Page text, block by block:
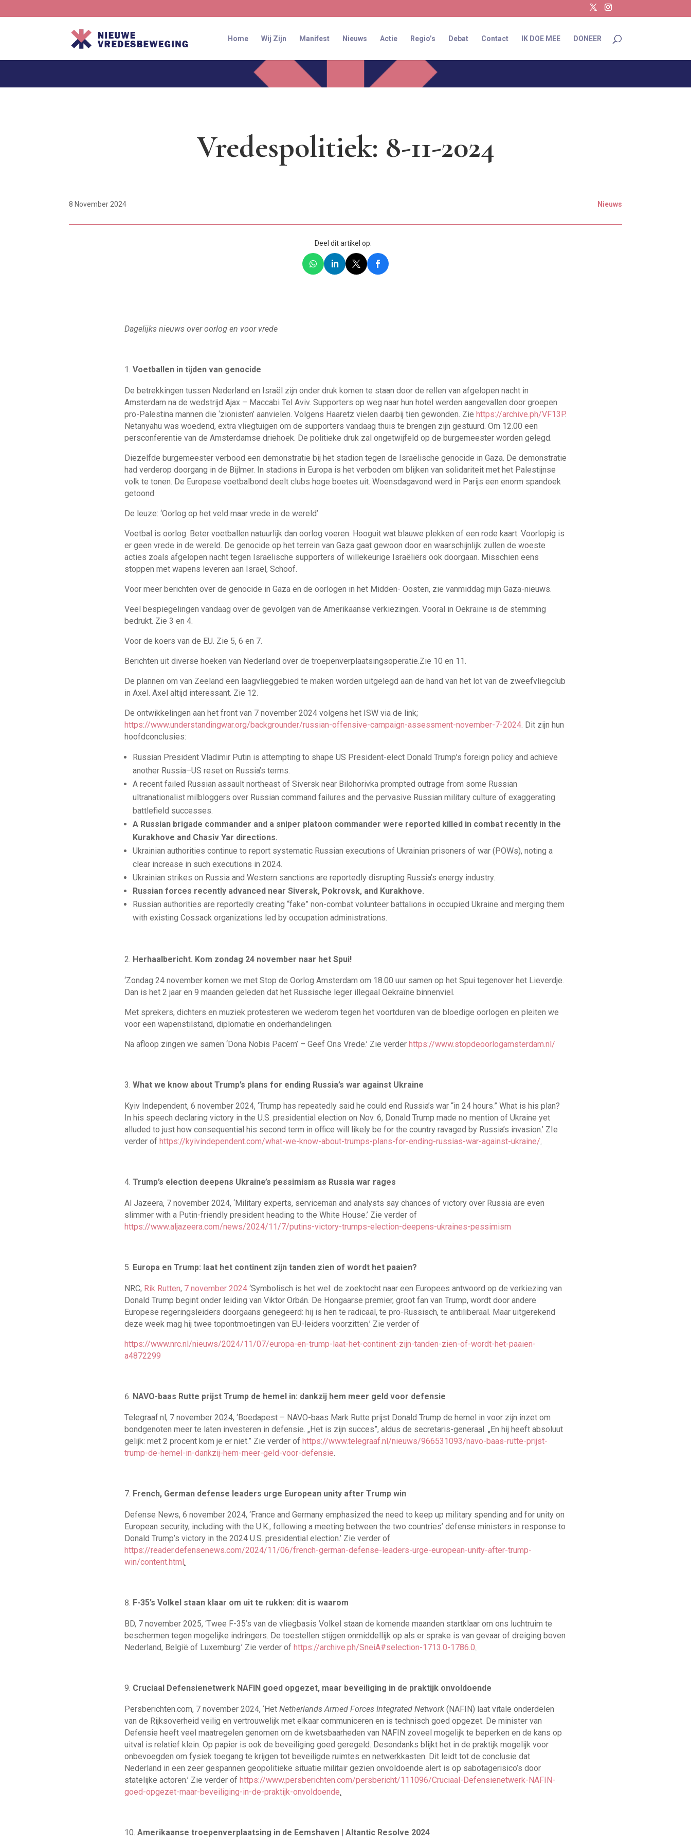
Home Wij Zijn Manifest Nieuws Actie Regio’s Debat Contact IK DOE MEE DONEER
Vredespolitiek: 8-11-2024
8 November 2024 Nieuws
Deel dit artikel op:
Dagelijks nieuws over oorlog en voor vrede
Voetballen in tijden van genocide
De betrekkingen tussen Nederland en Israël zijn onder druk komen te staan door de rellen van afgelopen nacht in
Amsterdam na de wedstrijd Ajax – Maccabi Tel Aviv. Supporters op weg naar hun hotel werden aangevallen door groepen
pro-Palestina mannen die ‘zionisten’ aanvielen. Volgens Haaretz vielen daarbij tien gewonden. Zie https://archive.ph/VF13P.
Netanyahu was woedend, extra vliegtuigen om de supporters vandaag thuis te brengen zijn gestuurd. Om 12.00 een
persconferentie van de Amsterdamse driehoek. De politieke druk zal ongetwijfeld op de burgemeester worden gelegd.
Diezelfde burgemeester verbood een demonstratie bij het stadion tegen de Israëlische genocide in Gaza. De demonstratie
had verderop doorgang in de Bijlmer. In stadions in Europa is het verboden om blijken van solidariteit met het Palestijnse
volk te tonen. De Europese voetbalbond deelt clubs hoge boetes uit. Woensdagavond werd in Parijs een enorm spandoek
getoond.
De leuze: ‘Oorlog op het veld maar vrede in de wereld’
Voetbal is oorlog. Beter voetballen natuurlijk dan oorlog voeren. Hooguit wat blauwe plekken of een rode kaart. Voorlopig is
er geen vrede in de wereld. De genocide op het terrein van Gaza gaat gewoon door en waarschijnlijk zullen de woeste
acties zoals afgelopen nacht tegen Israëlische supporters of willekeurige Israëliërs ook doorgaan. Misschien eens
stoppen met wapens leveren aan Israël, Schoof.
Voor meer berichten over de genocide in Gaza en de oorlogen in het Midden- Oosten, zie vanmiddag mijn Gaza-nieuws.
Veel bespiegelingen vandaag over de gevolgen van de Amerikaanse verkiezingen. Vooral in Oekraïne is de stemming
bedrukt. Zie 3 en 4.
Voor de koers van de EU. Zie 5, 6 en 7.
Berichten uit diverse hoeken van Nederland over de troepenverplaatsingsoperatie.Zie 10 en 11.
De plannen om van Zeeland een laagvlieggebied te maken worden uitgelegd aan de hand van het lot van de zweefvliegclub
in Axel. Axel altijd interessant. Zie 12.
De ontwikkelingen aan het front van 7 november 2024 volgens het ISW via de link;
https://www.understandingwar.org/backgrounder/russian-offensive-campaign-assessment-november-7-2024. Dit zijn hun
hoofdconclusies:
Russian President Vladimir Putin is attempting to shape US President-elect Donald Trump’s foreign policy and achieve
another Russia–US reset on Russia’s terms.
A recent failed Russian assault northeast of Siversk near Bilohorivka prompted outrage from some Russian
ultranationalist milbloggers over Russian command failures and the pervasive Russian military culture of exaggerating
battlefield successes.
A Russian brigade commander and a sniper platoon commander were reported killed in combat recently in the
Kurakhove and Chasiv Yar directions.
Ukrainian authorities continue to report systematic Russian executions of Ukrainian prisoners of war (POWs), noting a
clear increase in such executions in 2024.
Ukrainian strikes on Russia and Western sanctions are reportedly disrupting Russia’s energy industry.
Russian forces recently advanced near Siversk, Pokrovsk, and Kurakhove.
Russian authorities are reportedly creating “fake” non-combat volunteer battalions in occupied Ukraine and merging them
with existing Cossack organizations led by occupation administrations.
Herhaalbericht. Kom zondag 24 november naar het Spui!
‘Zondag 24 november komen we met Stop de Oorlog Amsterdam om 18.00 uur samen op het Spui tegenover het Lieverdje.
Dan is het 2 jaar en 9 maanden geleden dat het Russische leger illegaal Oekraïne binnenviel.
Met sprekers, dichters en muziek protesteren we wederom tegen het voortduren van de bloedige oorlogen en pleiten we
voor een wapenstilstand, diplomatie en onderhandelingen.
Na afloop zingen we samen ‘Dona Nobis Pacem’ – Geef Ons Vrede.’ Zie verder https://www.stopdeoorlogamsterdam.nl/
What we know about Trump’s plans for ending Russia’s war against Ukraine
Kyiv Independent, 6 november 2024, ‘Trump has repeatedly said he could end Russia’s war “in 24 hours.” What is his plan?
In his speech declaring victory in the U.S. presidential election on Nov. 6, Donald Trump made no mention of Ukraine yet
alluded to just how consequential his second term in office will likely be for the country ravaged by Russia’s invasion.’ ZIe
verder of https://kyivindependent.com/what-we-know-about-trumps-plans-for-ending-russias-war-against-ukraine/.
Trump’s election deepens Ukraine’s pessimism as Russia war rages
Al Jazeera, 7 november 2024, ‘Military experts, serviceman and analysts say chances of victory over Russia are even
slimmer with a Putin-friendly president heading to the White House.’ Zie verder of
https://www.aljazeera.com/news/2024/11/7/putins-victory-trumps-election-deepens-ukraines-pessimism
Europa en Trump: laat het continent zijn tanden zien of wordt het paaien?
NRC, Rik Rutten, 7 november 2024‘Symbolisch is het wel: de zoektocht naar een Europees antwoord op de verkiezing van
Donald Trump begint onder leiding van Viktor Orbán. De Hongaarse premier, groot fan van Trump, wordt door andere
Europese regeringsleiders doorgaans genegeerd: hij is hen te radicaal, te pro-Russisch, te antiliberaal. Maar uitgerekend
deze week mag hij twee topontmoetingen van EU-leiders voorzitten.’ Zie verder of
https://www.nrc.nl/nieuws/2024/11/07/europa-en-trump-laat-het-continent-zijn-tanden-zien-of-wordt-het-paaien-
a4872299
NAVO-baas Rutte prijst Trump de hemel in: dankzij hem meer geld voor defensie
Telegraaf.nl, 7 november 2024, ‘Boedapest – NAVO-baas Mark Rutte prijst Donald Trump de hemel in voor zijn inzet om
bondgenoten meer te laten investeren in defensie. „Het is zijn succes”, aldus de secretaris-generaal. „En hij heeft absoluut
gelijk: met 2 procent kom je er niet.” Zie verder of https://www.telegraaf.nl/nieuws/966531093/navo-baas-rutte-prijst-
trump-de-hemel-in-dankzij-hem-meer-geld-voor-defensie.
French, German defense leaders urge European unity after Trump win
Defense News, 6 november 2024, ‘France and Germany emphasized the need to keep up military spending and for unity on
European security, including with the U.K., following a meeting between the two countries’ defense ministers in response to
Donald Trump’s victory in the 2024 U.S. presidential election.’ Zie verder of
https://reader.defensenews.com/2024/11/06/french-german-defense-leaders-urge-european-unity-after-trump-
win/content.html.
F-35’s Volkel staan klaar om uit te rukken: dit is waarom
BD, 7 november 2025, ‘Twee F-35’s van de vliegbasis Volkel staan de komende maanden startklaar om ons luchtruim te
beschermen tegen mogelijke indringers. De toestellen stijgen onmiddellijk op als er sprake is van gevaar of dreiging boven
Nederland, België of Luxemburg.’ Zie verder of https://archive.ph/SneiA#selection-1713.0-1786.0.
Cruciaal Defensienetwerk NAFIN goed opgezet, maar beveiliging in de praktijk onvoldoende
Persberichten.com, 7 november 2024, ‘Het Netherlands Armed Forces Integrated Network(NAFIN) laat vitale onderdelen
van de Rijksoverheid veilig en vertrouwelijk met elkaar communiceren en is technisch goed opgezet. De minister van
Defensie heeft veel maatregelen genomen om de kwetsbaarheden van NAFIN zoveel mogelijk te beperken en de kans op
uitval is relatief klein. Op papier is ook de beveiliging goed geregeld. Desondanks blijkt het in de praktijk mogelijk voor
onbevoegden om fysiek toegang te krijgen tot beveiligde ruimtes en netwerkkasten. Dit leidt tot de conclusie dat
Nederland in een zeer gespannen geopolitieke situatie militair gezien onvoldoende alert is op sabotagerisico’s door
statelijke actoren.’ Zie verder of https://www.persberichten.com/persbericht/111096/Cruciaal-Defensienetwerk-NAFIN-
goed-opgezet-maar-beveiliging-in-de-praktijk-onvoldoende.
Amerikaanse troepenverplaatsing in de Eemshaven | Altantic Resolve 2024